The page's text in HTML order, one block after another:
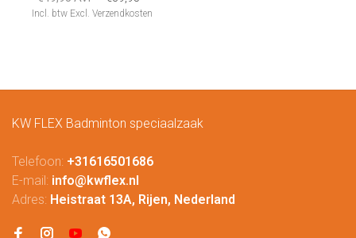
Incl. btw Excl. Verzendkosten
KW FLEX Badminton speciaalzaak
Telefoon: +31616501686
E-mail: info@kwflex.nl
Adres: Heistraat 13A, Rijen, Nederland